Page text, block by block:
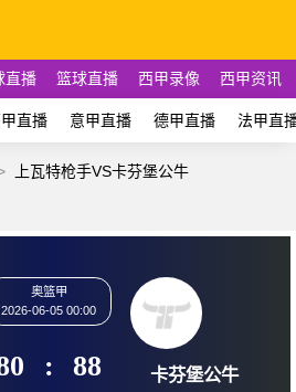
直播 篮球直播 西甲录像 西甲资讯
直播 意甲直播 德甲直播 法甲直
上瓦特枪手VS卡芬堡公牛
奥篮甲
2026-06-05 00:00